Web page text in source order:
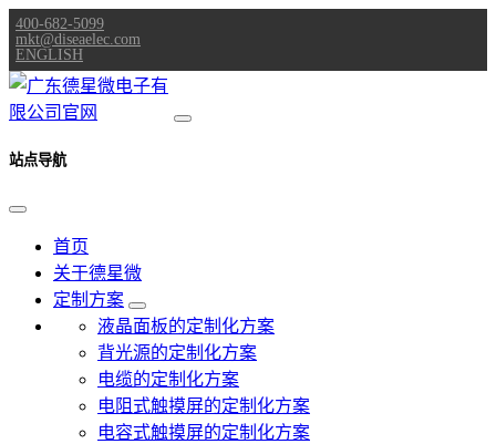
400-682-5099
mkt@diseaelec.com
ENGLISH
站点导航
首页
关于德星微
定制方案
液晶面板的定制化方案
背光源的定制化方案
电缆的定制化方案
电阻式触摸屏的定制化方案
电容式触摸屏的定制化方案